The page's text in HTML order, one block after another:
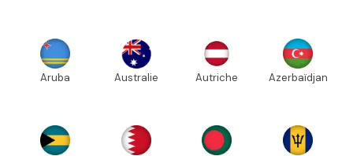
Aruba Australie Autriche Azerbaïdjan